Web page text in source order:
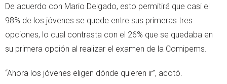
De acuerdo con Mario Delgado, esto permitirá que casi el
98% de los jóvenes se quede entre sus primeras tres
opciones, lo cual contrasta con el 26% que se quedaba en
su primera opción al realizar el examen de la Comipems.
“Ahora los jóvenes eligen dónde quieren ir”, acotó.